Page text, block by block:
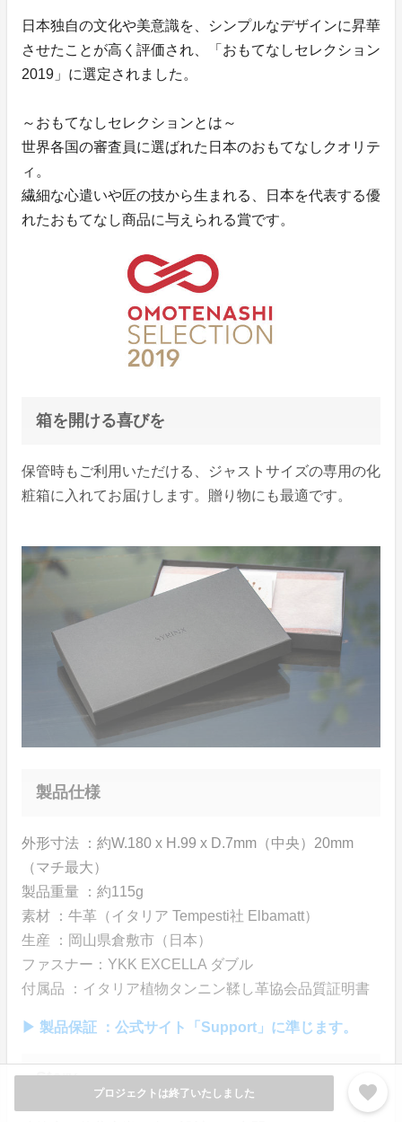
プロジェクトは終了いたしました favorite
日本独自の文化や美意識を、シンプルなデザインに昇華
させたことが高く評価され、「おもてなしセレクション
2019」に選定されました。
～おもてなしセレクションとは～
世界各国の審査員に選ばれた日本のおもてなしクオリテ
ィ。
繊細な心遣いや匠の技から生まれる、日本を代表する優
れたおもてなし商品に与えられる賞です。
箱を開ける喜びを
保管時もご利用いただける、ジャストサイズの専用の化
粧箱に入れてお届けします。贈り物にも最適です。
製品仕様
外形寸法 ：約W.180 x H.99 x D.7mm（中央）20mm
（マチ最大）
製品重量 ：約115g
素材 ：牛革（イタリア Tempesti社 Elbamatt）
生産 ：岡山県倉敷市（日本）
ファスナー：YKK EXCELLA ダブル
付属品 ：イタリア植物タンニン鞣し革協会品質証明書
▶︎ 製品保証 ：公式サイト「Support」に準じます。
Story